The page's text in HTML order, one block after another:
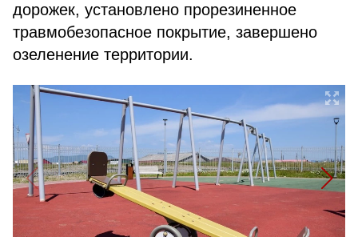
дорожек, установлено прорезиненное
травмобезопасное покрытие, завершено
озеленение территории.